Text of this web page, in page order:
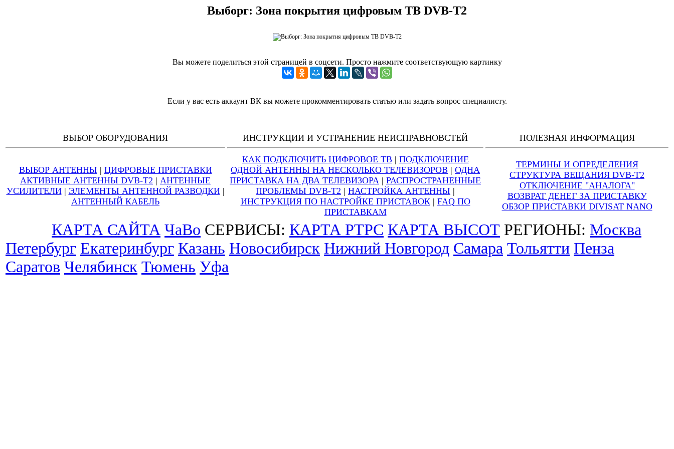
Выборг: Зона покрытия цифровым ТВ DVB-T2
Вы можете поделиться этой страницей в соцсети. Просто нажмите соответствующую картинку
Если у вас есть аккаунт ВК вы можете прокомментировать статью или задать вопрос специалисту.
ВЫБОР ОБОРУДОВАНИЯ ИНСТРУКЦИИ И УСТРАНЕНИЕ НЕИСПРАВНОВСТЕЙ ПОЛЕЗНАЯ ИНФОРМАЦИЯ
ВЫБОР АНТЕННЫ | ЦИФРОВЫЕ ПРИСТАВКИ
АКТИВНЫЕ АНТЕННЫ DVB-T2 | АНТЕННЫЕ
УСИЛИТЕЛИ| ЭЛЕМЕНТЫ АНТЕННОЙ РАЗВОДКИ|
АНТЕННЫЙ КАБЕЛЬ
КАК ПОДКЛЮЧИТЬ ЦИФРОВОЕ ТВ| ПОДКЛЮЧЕНИЕ
ОДНОЙ АНТЕННЫ НА НЕСКОЛЬКО ТЕЛЕВИЗОРОВ | ОДНА
ПРИСТАВКА НА ДВА ТЕЛЕВИЗОРА | РАСПРОСТРАНЕННЫЕ
ПРОБЛЕМЫ DVB-T2 | НАСТРОЙКА АНТЕННЫ |
ИНСТРУКЦИЯ ПО НАСТРОЙКЕ ПРИСТАВОК| FAQ ПО
ПРИСТАВКАМ
ТЕРМИНЫ И ОПРЕДЕЛЕНИЯ
СТРУКТУРА ВЕЩАНИЯ DVB-T2
ОТКЛЮЧЕНИЕ "АНАЛОГА"
ВОЗВРАТ ДЕНЕГ ЗА ПРИСТАВКУ
ОБЗОР ПРИСТАВКИ DIVISAT NANO
КАРТА САЙТА ЧаВо СЕРВИСЫ: КАРТА РТРС КАРТА ВЫСОТ РЕГИОНЫ: Москва
Петербург Екатеринбург Казань Новосибирск Нижний Новгород Самара Тольятти Пенза
Саратов Челябинск Тюмень Уфа